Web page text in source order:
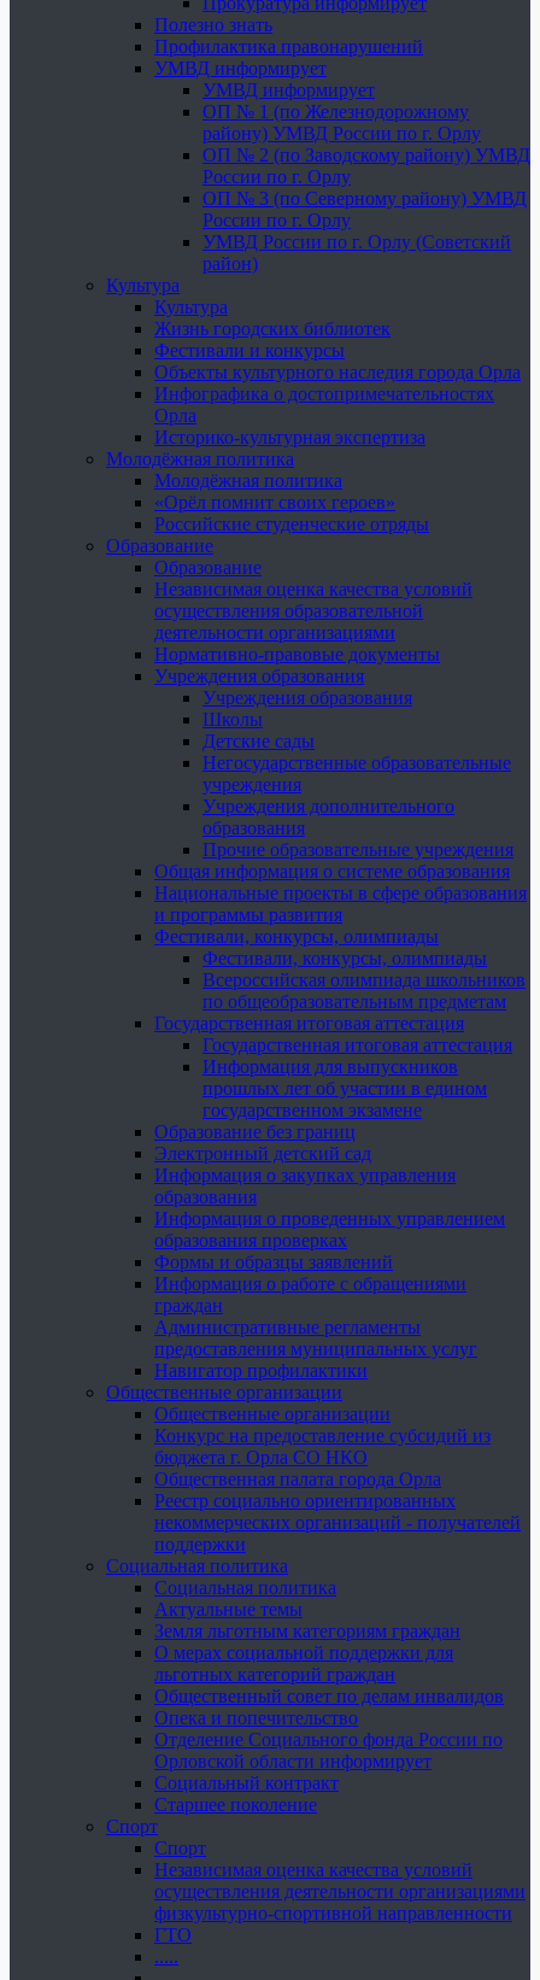
Полезно знать
Профилактика правонарушений
УМВД информирует
УМВД информирует
ОП № 1 (по Железнодорожному
району) УМВД России по г. Орлу
ОП № 2 (по Заводскому району) УМВД
России по г. Орлу
ОП № 3 (по Северному району) УМВД
России по г. Орлу
УМВД России по г. Орлу (Советский
район)
Культура
Культура
Жизнь городских библиотек
Фестивали и конкурсы
Объекты культурного наследия города Орла
Инфографика о достопримечательностях
Орла
Историко-культурная экспертиза
Молодёжная политика
Молодёжная политика
«Орёл помнит своих героев»
Российские студенческие отряды
Образование
Образование
Независимая оценка качества условий
осуществления образовательной
деятельности организациями
Нормативно-правовые документы
Учреждения образования
Учреждения образования
Школы
Детские сады
Негосударственные образовательные
учреждения
Учреждения дополнительного
образования
Прочие образовательные учреждения
Общая информация о системе образования
Национальные проекты в сфере образования
и программы развития
Фестивали, конкурсы, олимпиады
Фестивали, конкурсы, олимпиады
Всероссийская олимпиада школьников
по общеобразовательным предметам
Государственная итоговая аттестация
Государственная итоговая аттестация
Информация для выпускников
прошлых лет об участии в едином
государственном экзамене
Образование без границ
Электронный детский сад
Информация о закупках управления
образования
Информация о проведенных управлением
образования проверках
Формы и образцы заявлений
Информация о работе с обращениями
граждан
Административные регламенты
предоставления муниципальных услуг
Навигатор профилактики
Общественные организации
Общественные организации
Конкурс на предоставление субсидий из
бюджета г. Орла СО НКО
Общественная палата города Орла
Реестр социально ориентированных
некоммерческих организаций - получателей
поддержки
Социальная политика
Социальная политика
Актуальные темы
Земля льготным категориям граждан
О мерах социальной поддержки для
льготных категорий граждан
Общественный совет по делам инвалидов
Опека и попечительство
Отделение Социального фонда России по
Орловской области информирует
Социальный контракт
Старшее поколение
Спорт
Спорт
Независимая оценка качества условий
осуществления деятельности организациями
физкультурно-спортивной направленности
ГТО
.....